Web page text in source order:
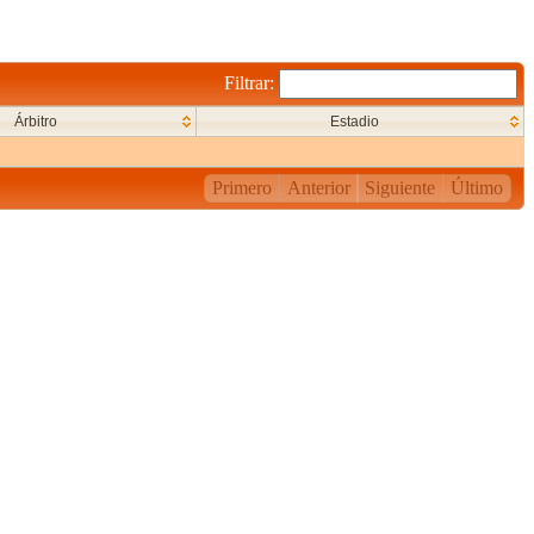
Filtrar:
Árbitro Estadio
Primero Anterior Siguiente Último